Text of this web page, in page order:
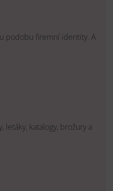
podobu firemní identity. A
letáky, katalogy, brožury a